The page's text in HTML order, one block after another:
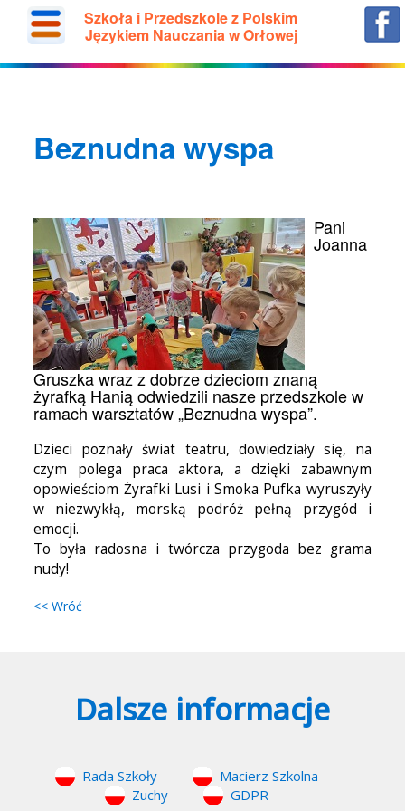
Szkoła i Przedszkole z Polskim
Językiem Nauczania w Orłowej
Beznudna wyspa
Pani
Joanna
Gruszka wraz z dobrze dzieciom znaną
żyrafką Hanią odwiedzili nasze przedszkole w
ramach warsztatów „Beznudna wyspa”.
Dzieci poznały świat teatru, dowiedziały się, na
czym polega praca aktora, a dzięki zabawnym
opowieściom Żyrafki Lusi i Smoka Pufka wyruszyły
w niezwykłą, morską podróż pełną przygód i
emocji.
To była radosna i twórcza przygoda bez grama
nudy!
<< Wróć
Dalsze informacje
Rada Szkoły
Macierz Szkolna
Zuchy
GDPR